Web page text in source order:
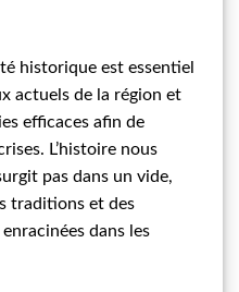
historique est essentiel
actuels de la région et
efficaces afin de
L’histoire nous
pas dans un vide,
traditions et des
dans les